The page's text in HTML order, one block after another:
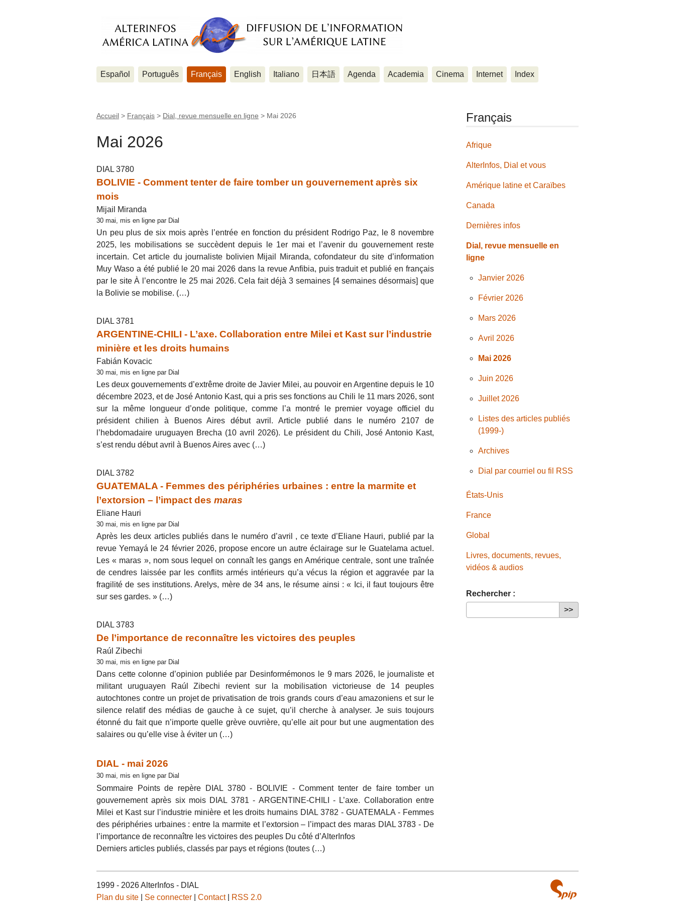
Español Português Français English Italiano 日本語 Agenda Academia Cinema Internet Index
Accueil > Français > Dial, revue mensuelle en ligne > Mai 2026
Mai 2026
DIAL 3780
BOLIVIE - Comment tenter de faire tomber un gouvernement après six
mois
Mijail Miranda
30 mai, mis en ligne par Dial
Un peu plus de six mois après l’entrée en fonction du président Rodrigo Paz, le 8 novembre
2025, les mobilisations se succèdent depuis le 1er mai et l’avenir du gouvernement reste
incertain. Cet article du journaliste bolivien Mijail Miranda, cofondateur du site d’information
Muy Waso a été publié le 20 mai 2026 dans la revue Anfibia, puis traduit et publié en français
par le site À l’encontre le 25 mai 2026. Cela fait déjà 3 semaines [4 semaines désormais] que
la Bolivie se mobilise. (…)
DIAL 3781
ARGENTINE-CHILI - L’axe. Collaboration entre Milei et Kast sur l’industrie
minière et les droits humains
Fabián Kovacic
30 mai, mis en ligne par Dial
Les deux gouvernements d’extrême droite de Javier Milei, au pouvoir en Argentine depuis le 10
décembre 2023, et de José Antonio Kast, qui a pris ses fonctions au Chili le 11 mars 2026, sont
sur la même longueur d’onde politique, comme l’a montré le premier voyage officiel du
président chilien à Buenos Aires début avril. Article publié dans le numéro 2107 de
l’hebdomadaire uruguayen Brecha (10 avril 2026). Le président du Chili, José Antonio Kast,
s’est rendu début avril à Buenos Aires avec (…)
DIAL 3782
GUATEMALA - Femmes des périphéries urbaines : entre la marmite et
l’extorsion – l’impact des maras
Eliane Hauri
30 mai, mis en ligne par Dial
Après les deux articles publiés dans le numéro d’avril , ce texte d’Eliane Hauri, publié par la
revue Yemayá le 24 février 2026, propose encore un autre éclairage sur le Guatelama actuel.
Les « maras », nom sous lequel on connaît les gangs en Amérique centrale, sont une traînée
de cendres laissée par les conflits armés intérieurs qu’a vécus la région et aggravée par la
fragilité de ses institutions. Arelys, mère de 34 ans, le résume ainsi : « Ici, il faut toujours être
sur ses gardes. » (…)
DIAL 3783
De l’importance de reconnaître les victoires des peuples
Raúl Zibechi
30 mai, mis en ligne par Dial
Dans cette colonne d’opinion publiée par Desinformémonos le 9 mars 2026, le journaliste et
militant uruguayen Raúl Zibechi revient sur la mobilisation victorieuse de 14 peuples
autochtones contre un projet de privatisation de trois grands cours d’eau amazoniens et sur le
silence relatif des médias de gauche à ce sujet, qu’il cherche à analyser. Je suis toujours
étonné du fait que n’importe quelle grève ouvrière, qu’elle ait pour but une augmentation des
salaires ou qu’elle vise à éviter un (…)
DIAL - mai 2026
30 mai, mis en ligne par Dial
Sommaire Points de repère DIAL 3780 - BOLIVIE - Comment tenter de faire tomber un
gouvernement après six mois DIAL 3781 - ARGENTINE-CHILI - L’axe. Collaboration entre
Milei et Kast sur l’industrie minière et les droits humains DIAL 3782 - GUATEMALA - Femmes
des périphéries urbaines : entre la marmite et l’extorsion – l’impact des maras DIAL 3783 - De
l’importance de reconnaître les victoires des peuples Du côté d’AlterInfos
Derniers articles publiés, classés par pays et régions (toutes (…)
Français
Afrique
AlterInfos, Dial et vous
Amérique latine et Caraïbes
Canada
Dernières infos
Dial, revue mensuelle en
ligne
Janvier 2026
Février 2026
Mars 2026
Avril 2026
Mai 2026
Juin 2026
Juillet 2026
Listes des articles publiés
(1999-)
Archives
Dial par courriel ou fil RSS
États-Unis
France
Global
Livres, documents, revues,
vidéos & audios
Rechercher :
1999 - 2026 AlterInfos - DIAL
Plan du site
Se connecter Contact| RSS 2.0